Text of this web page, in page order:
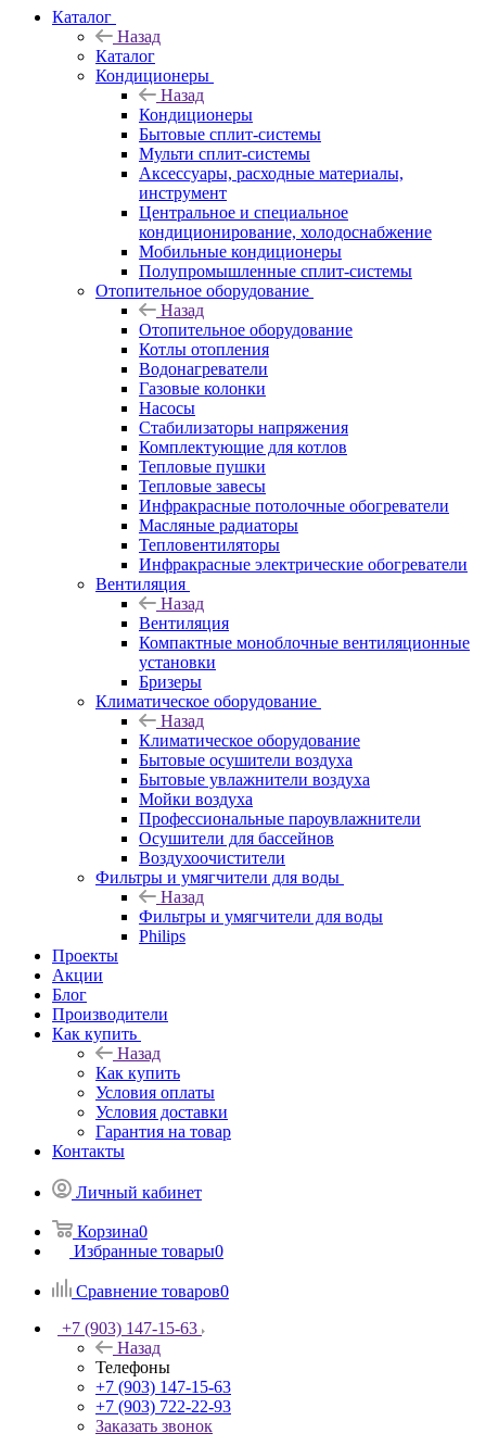
Каталог
Назад
Каталог
Кондиционеры
Назад
Кондиционеры
Бытовые сплит-системы
Мульти сплит-системы
Аксессуары, расходные материалы,
инструмент
Центральное и специальное
кондиционирование, холодоснабжение
Мобильные кондиционеры
Полупромышленные сплит-системы
Отопительное оборудование
Назад
Отопительное оборудование
Котлы отопления
Водонагреватели
Газовые колонки
Насосы
Стабилизаторы напряжения
Комплектующие для котлов
Тепловые пушки
Тепловые завесы
Инфракрасные потолочные обогреватели
Масляные радиаторы
Тепловентиляторы
Инфракрасные электрические обогреватели
Вентиляция
Назад
Вентиляция
Компактные моноблочные вентиляционные
установки
Бризеры
Климатическое оборудование
Назад
Климатическое оборудование
Бытовые осушители воздуха
Бытовые увлажнители воздуха
Мойки воздуха
Профессиональные пароувлажнители
Осушители для бассейнов
Воздухоочистители
Фильтры и умягчители для воды
Назад
Фильтры и умягчители для воды
Philips
Проекты
Акции
Блог
Производители
Как купить
Назад
Как купить
Условия оплаты
Условия доставки
Гарантия на товар
Контакты
Личный кабинет
Корзина0
Избранные товары0
Сравнение товаров0
+7 (903) 147-15-63
Назад
Телефоны
+7 (903) 147-15-63
+7 (903) 722-22-93
Заказать звонок